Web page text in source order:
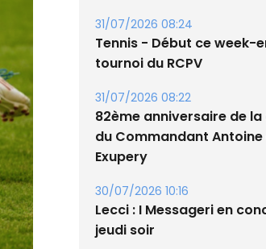
31/07/2026 08:24
Tennis - Début ce week-
tournoi du RCPV
31/07/2026 08:22
82ème anniversaire de
du Commandant Antoine
Exupery
30/07/2026 10:16
Lecci : I Messageri en
jeudi soir